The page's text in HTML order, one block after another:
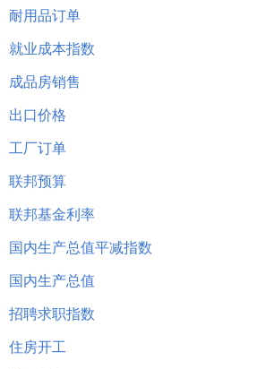
耐用品订单
就业成本指数
成品房销售
出口价格
工厂订单
联邦预算
联邦基金利率
国内生产总值平减指数
国内生产总值
招聘求职指数
住房开工